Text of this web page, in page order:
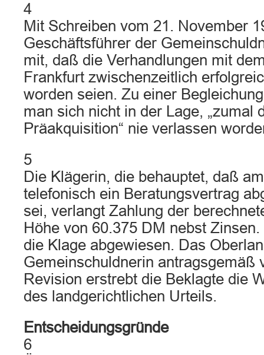
4
Mit Schreiben vom 21. November
Geschäftsführer der
mit, daß die Verhandlungen mit
Frankfurt zwischenzeitlich
worden seien. Zu einer
man sich nicht in der Lage, „zumal
Präakquisition“ nie verlassen
5
Die Klägerin, die behauptet, daß
telefonisch ein Beratungsvertrag
sei, verlangt Zahlung der
Höhe von 60.375 DM nebst
die Klage abgewiesen. Das
Gemeinschuldnerin antragsgemäß
Revision erstrebt die Beklagte die
des landgerichtlichen Urteils.
Entscheidungsgründe
6